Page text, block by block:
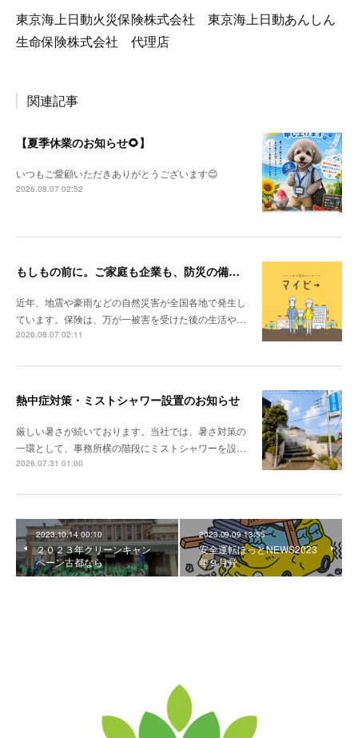
東京海上日動火災保険株式会社 東京海上日動あんしん
生命保険株式会社 代理店
関連記事
【夏季休業のお知らせ🌻】
いつもご愛顧いただきありがとうございます😊
2026.08.07 02:52
もしもの前に。ご家庭も企業も、防災の備えを見直しませんか？
近年、地震や豪雨などの自然災害が全国各地で発生し
ています。保険は、万が一被害を受けた後の生活や…
2026.08.07 02:11
熱中症対策・ミストシャワー設置のお知らせ
厳しい暑さが続いております。当社では、暑さ対策の
一環として、事務所横の階段にミストシャワーを設…
2026.07.31 01:00
2023.10.14 00:10
２０２３年クリーンキャン
ペーン古都なら
2023.09.09 13:55
安全運転ほっとNEWS2023
年９月号